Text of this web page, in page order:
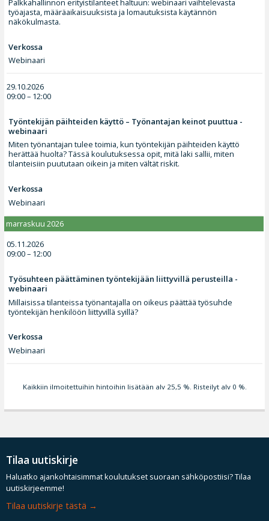
Palkkahallinnon erityistilanteet haltuun: webinaari vaihtelevasta
työajasta, määräaikaisuuksista ja lomautuksista käytännön
näkökulmasta.
Verkossa
Webinaari
29.10.2026
09:00 – 12:00
Työntekijän päihteiden käyttö – Työnantajan keinot puuttua -
webinaari
Miten työnantajan tulee toimia, kun työntekijän päihteiden käyttö
herättää huolta? Tässä koulutuksessa opit, mitä laki sallii, miten
tilanteisiin puututaan oikein ja miten vältät riskit.
Verkossa
Webinaari
marraskuu 2026
05.11.2026
09:00 – 12:00
Työsuhteen päättäminen työntekijään liittyvillä perusteilla -
webinaari
Millaisissa tilanteissa työnantajalla on oikeus päättää työsuhde
työntekijän henkilöön liittyvillä syillä?
Verkossa
Webinaari
Kaikkiin ilmoitettuihin hintoihin lisätään alv 25,5 %. Risteilyt alv 0 %.
Tilaa uutiskirje
Haluatko ajankohtaisimmat koulutukset suoraan sähköpostiisi? Tilaa
uutiskirjeemme!
Tilaa uutiskirje tästä